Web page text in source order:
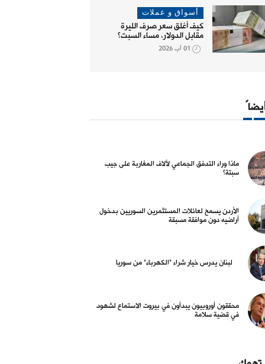
ودولي
التدفق الجماعي لآلاف
على جيب سبتة؟
02 آب 2026
الأردن يسمح لعائلات المستثمرين
23 تموز 2026
أسواق و عملات
كيف أغلق سعر صرف الليرة
مقابل الدولار، مساء السبت؟
01 آب 2026
ماذا وراء التدفق الجماعي لآلاف المغاربة على جيب
سبتة؟
الأردن يسمح لعائلات المستثمرين السوريين بدخول
أراضيه دون موافقة مسبقة
لبنان يدرس خيار شراء "الكهرباء" من سوريا
محققون أوروبيون يبدأون في بيروت الاستماع لشهود
في قضية سلامة